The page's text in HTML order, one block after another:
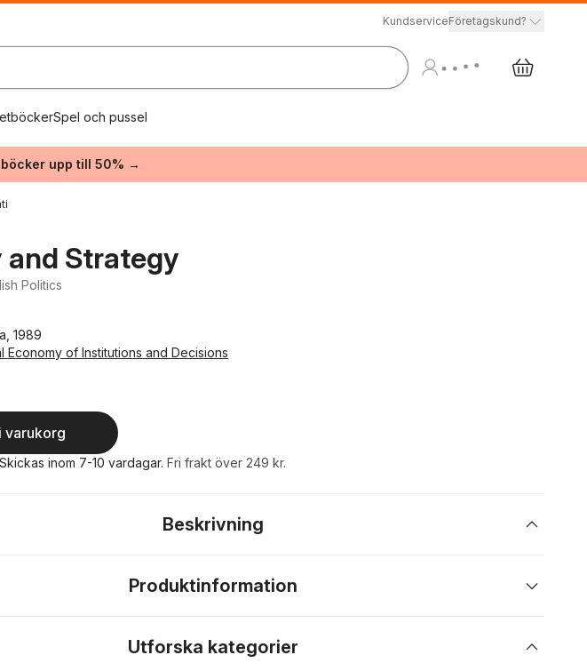
KundserviceFöretagskund?
Spel och pussel
upp till 50% →
and Strategy
Politics
1989
Economy of Institutions and Decisions
varukorg
Skickas inom 7-10 vardagar. Fri frakt över 249 kr.
Beskrivning
Produktinformation
Utforska kategorier